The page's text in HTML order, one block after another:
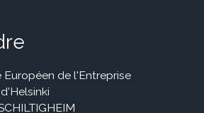
Européen de l'Entreprise